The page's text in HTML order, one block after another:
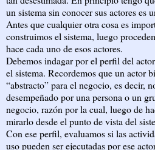
un sistema sin conocer sus actores es
Antes que cualquier otra cosa es
construimos el sistema, luego
hace cada uno de esos actores.
Debemos indagar por el perfil del
el sistema. Recordemos que un actor
“abstracto” para el negocio, es decir,
desempeñado por una persona o un
negocio, razón por la cual, luego de
mirarlo desde el punto de vista del
Con ese perfil, evaluamos si las
uso pueden ser ejecutadas por ese